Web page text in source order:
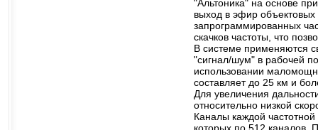
"Альтоника" на основе
выход в эфир объектовых
запрограммированных
скачков частоты, что
В системе применяются
"сигнал/шум" в рабочей
использовании
составляет до 25 км и
Для увеличения
относительно низкой
Каналы каждой